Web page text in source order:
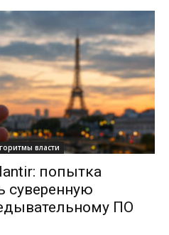
власти
попытка
суверенную
ПО